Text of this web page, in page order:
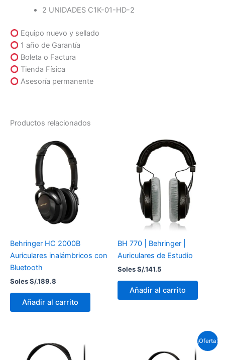
2 UNIDADES C1K-01-HD-2
Equipo nuevo y sellado
1 año de Garantía
Boleta o Factura
Tienda Física
Asesoría permanente
Productos relacionados
Behringer HC 2000B
Auriculares inalámbricos con
Bluetooth
Soles S/.189.8
Añadir al carrito
BH 770 | Behringer |
Auriculares de Estudio
Soles S/.141.5
Añadir al carrito
¡Oferta!
original
El
precio